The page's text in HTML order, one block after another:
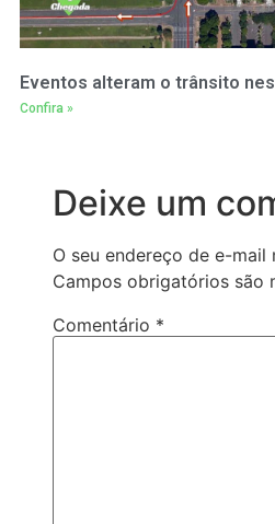
Eventos alteram o trânsito
Confira »
Deixe um
O seu endereço de e-mail
Campos obrigatórios são
Comentário *